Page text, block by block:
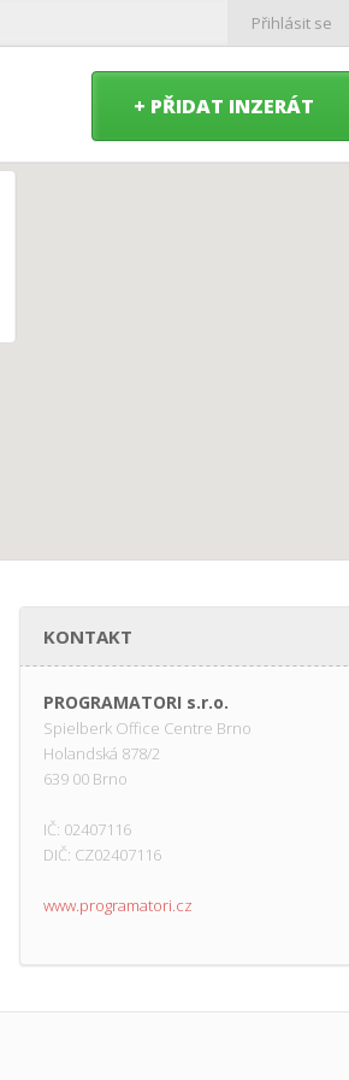
Přihlásit se
+ PŘIDAT INZERÁT
KONTAKT
PROGRAMATORI s.r.o.
Spielberk Office Centre Brno
Holandská 878/2
639 00 Brno
IČ: 02407116
DIČ: CZ02407116
www.programatori.cz